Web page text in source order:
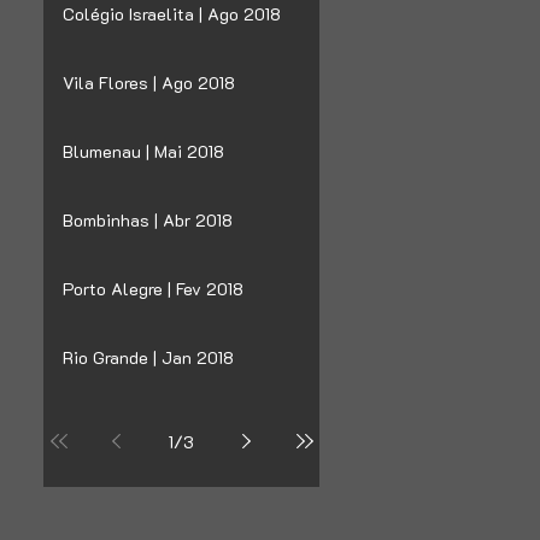
Colégio Israelita | Ago 2018
Vila Flores | Ago 2018
Blumenau | Mai 2018
Bombinhas | Abr 2018
Porto Alegre | Fev 2018
Rio Grande | Jan 2018
1/3